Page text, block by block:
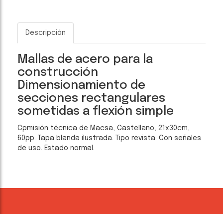
Descripción
Mallas de acero para la
construcción
Dimensionamiento de
secciones rectangulares
sometidas a flexión simple
Cpmisión técnica de Macsa, Castellano, 21x30cm,
60pp. Tapa blanda ilustrada. Tipo revista. Con señales
de uso. Estado normal.